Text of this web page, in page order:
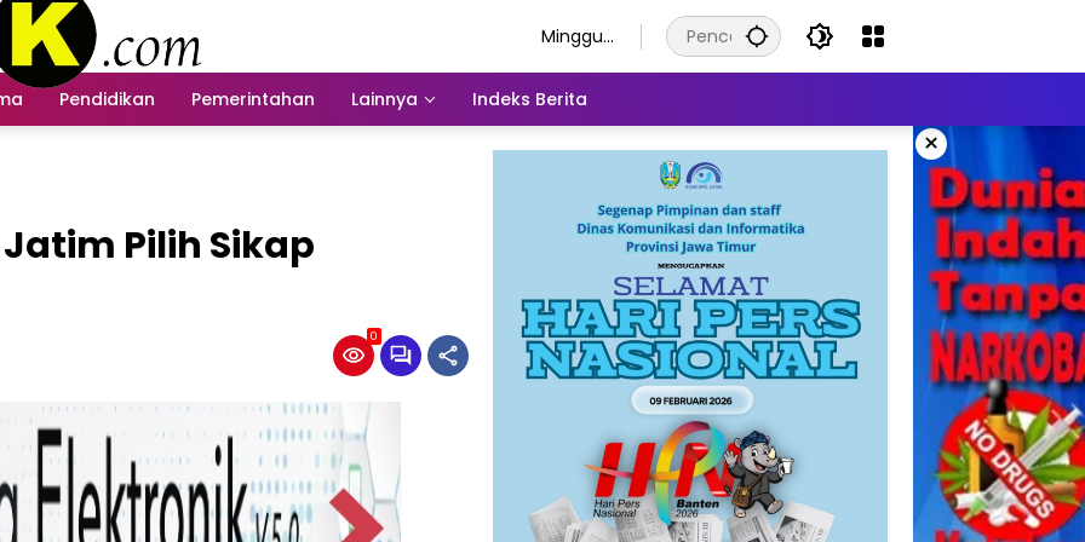
Minggu,
Agustus
2026
Pendidikan Pemerintahan Lainnya Indeks Berita
×
Pilih Sikap
0